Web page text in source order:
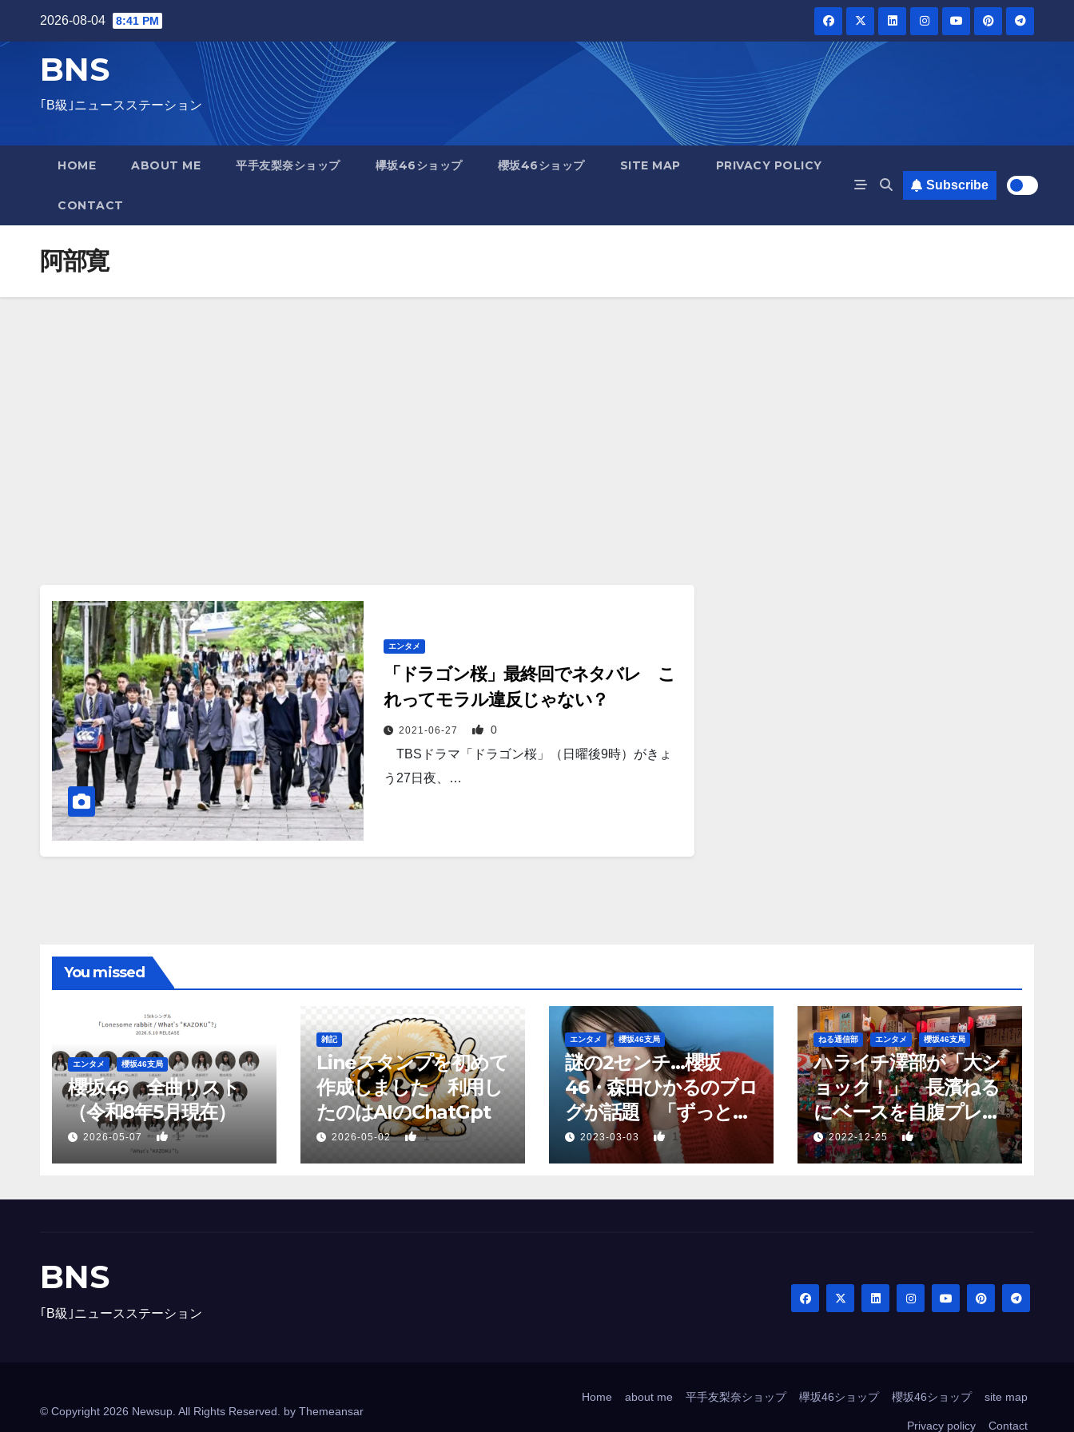
2026-08-04 8:41 PM
BNS
｢B級｣ニュースステーション
HOME ABOUT ME 平手友梨奈ショップ 欅坂46ショップ 櫻坂46ショップ SITE MAP PRIVACY POLICY
CONTACT
Subscribe
阿部寛
エンタメ
「ドラゴン桜」最終回でネタバレ こ
れってモラル違反じゃない？
2021-06-27 0
TBSドラマ「ドラゴン桜」（日曜後9時）がきょ
う27日夜、…
You missed
エンタメ 櫻坂46支局
櫻坂46 全曲リスト
（令和8年5月現在）
2026-05-07 1
雑記
Lineスタンプを初めて
作成しました 利用し
たのはAIのChatGpt
2026-05-02 1
エンタメ 櫻坂46支局
謎の2センチ…櫻坂
46・森田ひかるのブロ
グが話題 「ずっと願
っていた、あれか？」
2023-03-03 1
ねる通信部 エンタメ 櫻坂46支局
ハライチ澤部が「大シ
ョック！」 長濱ねる
にベースを自腹プレゼ
ントするも…
2022-12-25 1
BNS
｢B級｣ニュースステーション
© Copyright 2026 Newsup. All Rights Reserved. by Themeansar
Home about me 平手友梨奈ショップ 欅坂46ショップ 櫻坂46ショップ site map
Privacy policy Contact